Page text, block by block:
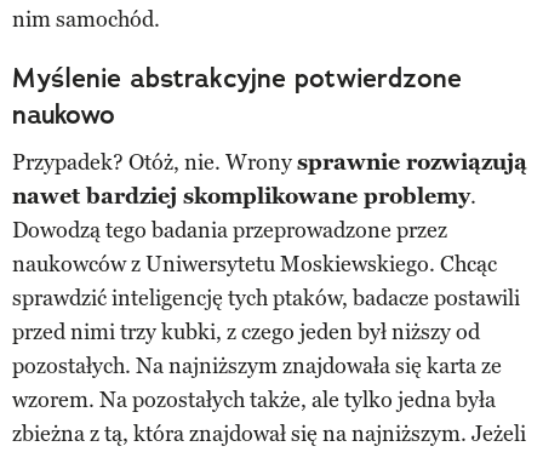
nim samochód.
Myślenie abstrakcyjne potwierdzone
naukowo
Przypadek? Otóż, nie. Wronysprawnie rozwiązują
nawet bardziej skomplikowane problemy.
Dowodzą tego badania przeprowadzone przez
naukowców z Uniwersytetu Moskiewskiego. Chcąc
sprawdzić inteligencję tych ptaków, badacze postawili
przed nimi trzy kubki, z czego jeden był niższy od
pozostałych. Na najniższym znajdowała się karta ze
wzorem. Na pozostałych także, ale tylko jedna była
zbieżna z tą, która znajdował się na najniższym. Jeżeli